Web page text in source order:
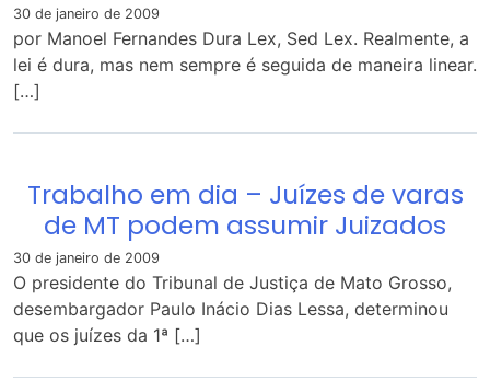
30 de janeiro de 2009
por Manoel Fernandes Dura Lex, Sed Lex. Realmente, a
lei é dura, mas nem sempre é seguida de maneira linear.
[…]
Trabalho em dia – Juízes de varas
de MT podem assumir Juizados
30 de janeiro de 2009
O presidente do Tribunal de Justiça de Mato Grosso,
desembargador Paulo Inácio Dias Lessa, determinou
que os juízes da 1ª […]